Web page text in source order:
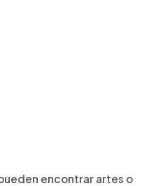
encontrar artes o